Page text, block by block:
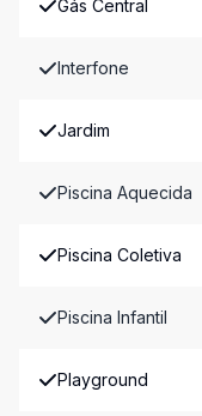
Gás Central
Interfone
Jardim
Piscina Aquecida
Piscina Coletiva
Piscina Infantil
Playground